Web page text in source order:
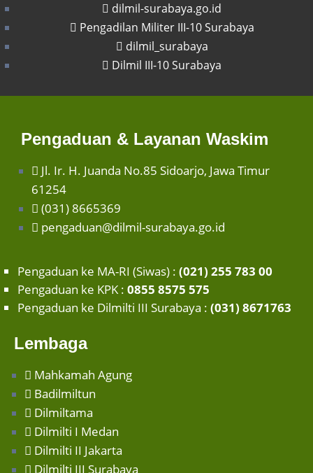
dilmil-surabaya.go.id
Pengadilan Militer III-10 Surabaya
dilmil_surabaya
Dilmil III-10 Surabaya
Pengaduan & Layanan Waskim
Jl. Ir. H. Juanda No.85 Sidoarjo, Jawa Timur
61254
(031) 8665369
pengaduan@dilmil-surabaya.go.id
Pengaduan ke MA-RI (Siwas) : (021) 255 783 00
Pengaduan ke KPK : 0855 8575 575
Pengaduan ke Dilmilti III Surabaya : (031) 8671763
Lembaga
Mahkamah Agung
Badilmiltun
Dilmiltama
Dilmilti I Medan
Dilmilti II Jakarta
Dilmilti III Surabaya